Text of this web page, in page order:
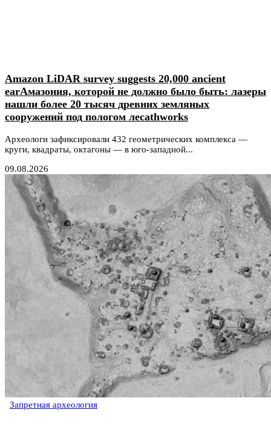
Amazon LiDAR survey suggests 20,000 ancient
earАмазония, которой не должно было быть: лазеры
нашли более 20 тысяч древних земляных
сооружений под пологом лесаthworks
Археологи зафиксировали 432 геометрических комплекса —
круги, квадраты, октагоны — в юго-западной...
09.08.2026
Запретная археология